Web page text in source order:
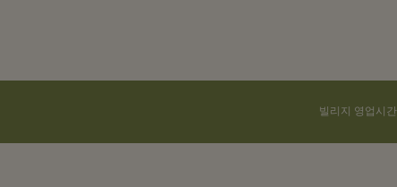
빌리지 영업시간